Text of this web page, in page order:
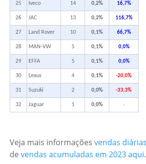
25 Iveco 14 0,2% 16,7%
26 JAC 13 0,2% 116,7%
27 Land Rover 10 0,1% 66,7%
28 MAN-VW 5 0,1% 0,0%
29 EFFA 5 0,1% 0,0%
30 Lexus 4 0,1% -20,0%
31 Suzuki 2 0,0% -33,3%
32 Jaguar 1 0,0% -
Veja mais informações vendas
de vendas acumuladas em 2023 aqui.